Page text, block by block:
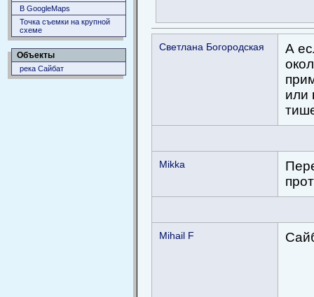
В GoogleMaps
Точка съемки на крупной
схеме
Объекты
река Сайбат
Светлана Богородская
А
или
Mikka
Mihail F